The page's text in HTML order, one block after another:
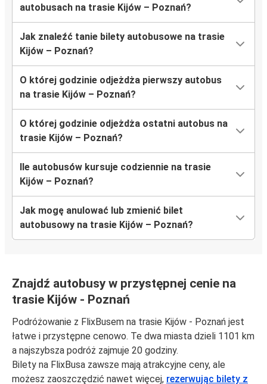
autobusach na trasie Kijów – Poznań?
Jak znaleźć tanie bilety autobusowe na trasie
Kijów – Poznań?
O której godzinie odjeżdża pierwszy autobus
na trasie Kijów – Poznań?
O której godzinie odjeżdża ostatni autobus na
trasie Kijów – Poznań?
Ile autobusów kursuje codziennie na trasie
Kijów – Poznań?
Jak mogę anulować lub zmienić bilet
autobusowy na trasie Kijów – Poznań?
Znajdź autobusy w przystępnej cenie na
trasie Kijów - Poznań
Podróżowanie z FlixBusem na trasie Kijów - Poznań jest
łatwe i przystępne cenowo. Te dwa miasta dzieli 1101 km
a najszybsza podróż zajmuje 20 godziny.
Bilety na FlixBusa zawsze mają atrakcyjne ceny, ale
możesz zaoszczędzić nawet więcej, rezerwując bilety z